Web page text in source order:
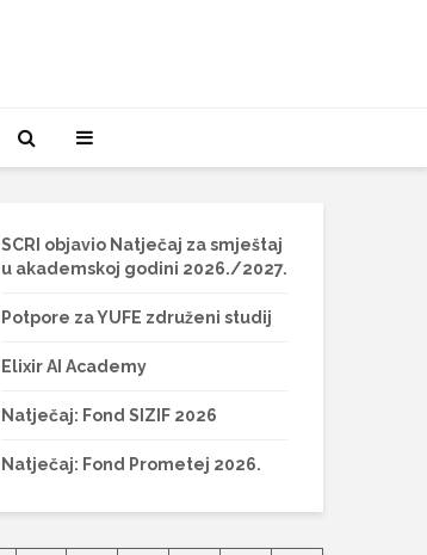
SCRI objavio Natječaj za smještaj
u akademskoj godini 2026./2027.
Potpore za YUFE združeni studij
Elixir AI Academy
Natječaj: Fond SIZIF 2026
Natječaj: Fond Prometej 2026.